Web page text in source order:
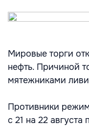
Мировые торги
нефть. Причиной
мятежниками
Противники
с 21 на 22 августа